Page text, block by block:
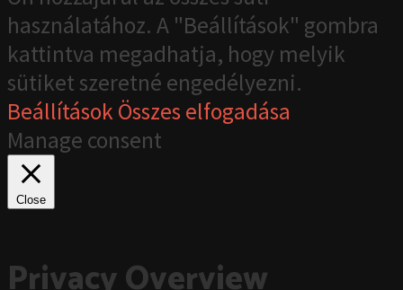
használatához. A "Beállítások" gombra
kattintva megadhatja, hogy melyik
sütiket szeretné engedélyezni.
BeállításokÖsszes elfogadása
Manage consent
Close